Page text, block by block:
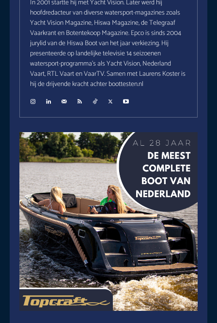
In 2001 startte hij met Yacht Vision. Later werd hij
hoofdredacteur van diverse watersport-magazines zoals
Yacht Vision Magazine, Hiswa Magazine, de Telegraaf
Vaarkrant en Botentekoop Magazine. Epco is sinds 2004
jurylid van de Hiswa Boot van het jaar verkiezing. Hij
presenteerde op landelijke televisie 14 seizoenen
watersport-programma's als Yacht Vision, Nederland
Vaart, RTL Vaart en VaarTV. Samen met Laurens Koster is
hij de drijvende kracht achter boottesten.nl